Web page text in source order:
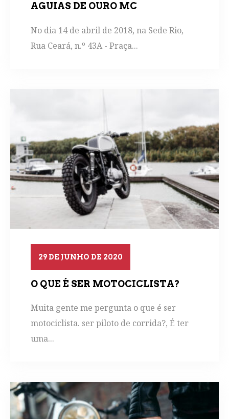
AGUIAS DE OURO MC
No dia 14 de abril de 2018, na Sede Rio,
Rua Ceará, n.º 43A - Praça...
29 DE JUNHO DE 2020
O QUE É SER MOTOCICLISTA?
Muita gente me pergunta o que é ser
motociclista. ser piloto de corrida?, É ter
uma...